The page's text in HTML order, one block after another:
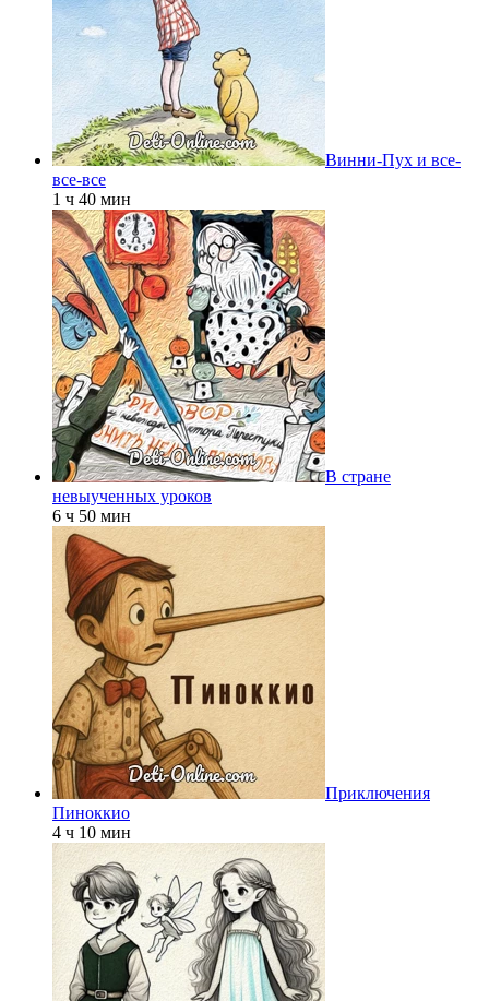
Винни-Пух и все-
все-все
1 ч 40 мин
В стране
невыученных уроков
6 ч 50 мин
Приключения
Пиноккио
4 ч 10 мин